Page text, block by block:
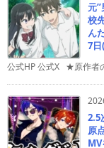
元
校
ん
7日
公式HP 公式X ★原作者
2.5
原